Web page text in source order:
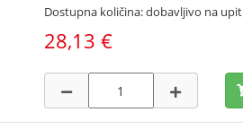
Dostupna količina: dobavljivo na upit
28,13 €